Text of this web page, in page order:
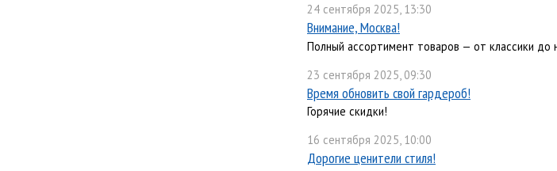
24 сентября 2025, 13:30
Внимание, Москва!
Полный ассортимент товаров — от классики до
23 сентября 2025, 09:30
Время обновить свой гардероб!
Горячие скидки!
16 сентября 2025, 10:00
Дорогие ценители стиля!